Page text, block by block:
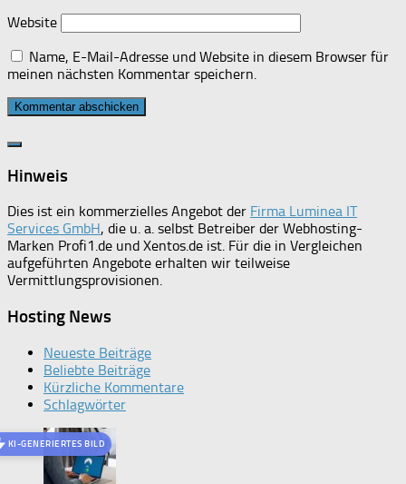
Website
Name, E-Mail-Adresse und Website in diesem Browser für
meinen nächsten Kommentar speichern.
Hinweis
Dies ist ein kommerzielles Angebot der Firma Luminea IT
Services GmbH, die u. a. selbst Betreiber der Webhosting-
Marken Profi1.de und Xentos.de ist. Für die in Vergleichen
aufgeführten Angebote erhalten wir teilweise
Vermittlungsprovisionen.
Hosting News
Neueste Beiträge
Beliebte Beiträge
Kürzliche Kommentare
Schlagwörter
KI-GENERIERTES BILD